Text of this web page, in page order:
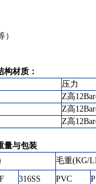
构材质：
压力
Z高
Z高
Z高
量与包装
毛重(KG/
316SS PVC